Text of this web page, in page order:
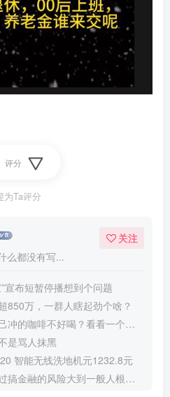
评分
为Ta评分
么都没有写...
关注
宣布短暂停播想到个问题
850万，一群人瞎起劲个啥？
咖啡不好喝？看看一个自媒体博主的分享
是骂人抹黑
智能无线洗地机元1232.8元
融的风险大到一般人根本承受不起